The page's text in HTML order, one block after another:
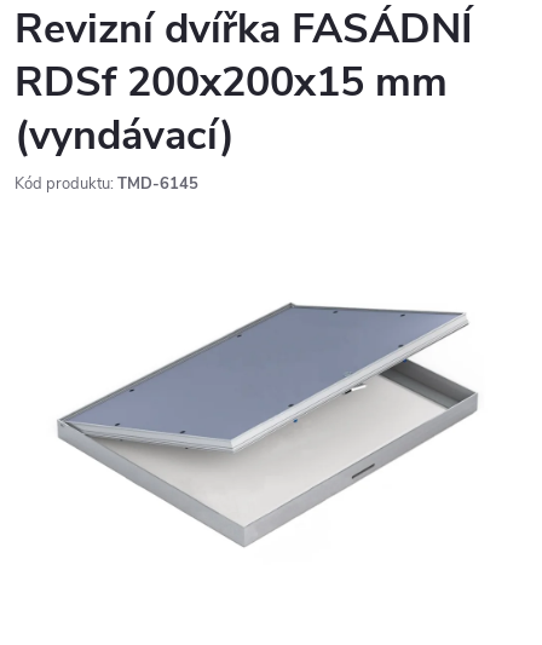
Revizní dvířka FASÁDNÍ
RDSf 200x200x15 mm
(vyndávací)
Kód produktu: TMD-6145